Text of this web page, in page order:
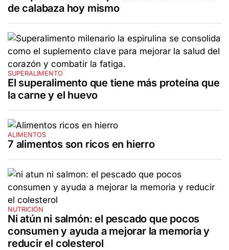
de calabaza hoy mismo
SUPERALIMENTO
El superalimento que tiene más proteína que
la carne y el huevo
ALIMENTOS
7 alimentos son ricos en hierro
NUTRICIÓN
Ni atún ni salmón: el pescado que pocos
consumen y ayuda a mejorar la memoria y
reducir el colesterol